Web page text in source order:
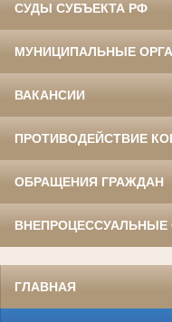
СУДЫ СУБЪЕКТА РФ
МУНИЦИПАЛЬНЫЕ
ВАКАНСИИ
ПРОТИВОДЕЙСТВИЕ
ОБРАЩЕНИЯ ГРАЖДАН
ГЛАВНАЯ